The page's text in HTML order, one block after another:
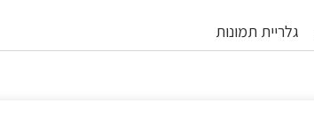
גלריית תמונות